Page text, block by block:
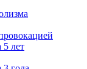
5 лет